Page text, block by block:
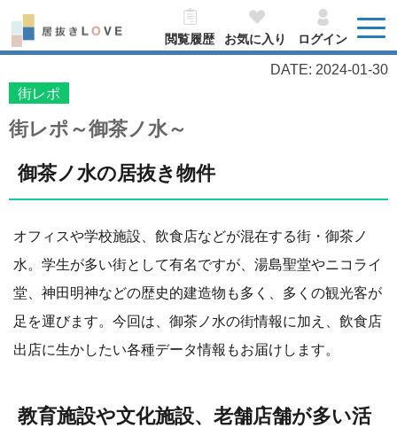
閲覧履歴 お気に入り ログイン
DATE: 2024-01-30
街レポ
街レポ～御茶ノ水～
御茶ノ水の居抜き物件
オフィスや学校施設、飲食店などが混在する街・御茶ノ
水。学生が多い街として有名ですが、湯島聖堂やニコライ
堂、神田明神などの歴史的建造物も多く、多くの観光客が
足を運びます。今回は、御茶ノ水の街情報に加え、飲食店
出店に生かしたい各種データ情報もお届けします。
教育施設や文化施設、老舗店舗が多い活